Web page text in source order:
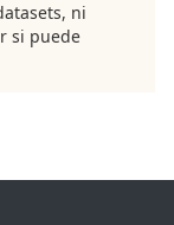
ni
si puede